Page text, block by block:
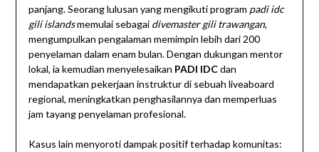
panjang. Seorang lulusan yang mengikuti program padi idc
gili islandsmemulai sebagai divemaster gili trawangan,
mengumpulkan pengalaman memimpin lebih dari 200
penyelaman dalam enam bulan. Dengan dukungan mentor
lokal, ia kemudian menyelesaikan PADI IDCdan
mendapatkan pekerjaan instruktur di sebuah liveaboard
regional, meningkatkan penghasilannya dan memperluas
jam tayang penyelaman profesional.
Kasus lain menyoroti dampak positif terhadap komunitas: